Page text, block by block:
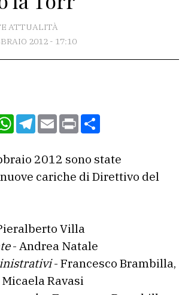
ATTUALITÀ
2012 - 17:10
WhatsApp
Telegram
EmailPrint
2012 sono state
cariche di Direttivo del
Villa
- Andrea Natale
- Francesco Brambilla,
Ravasi